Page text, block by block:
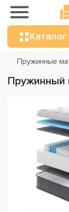
Каталог
Пружинные
Пружинный